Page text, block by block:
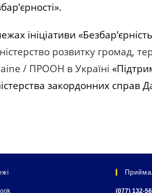
ініціативи
розвитку громад,
/ ПРООН в Україні
закордонних справ
(077) 132-